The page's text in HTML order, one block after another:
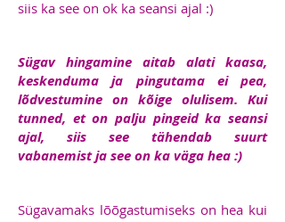
siis ka see on ok ka seansi ajal :)
Sügav hingamine aitab alati kaasa,
keskenduma ja pingutama ei pea,
lõdvestumine on kõige olulisem. Kui
tunned, et on palju pingeid ka seansi
ajal, siis see tähendab suurt
vabanemist ja see on ka väga hea :)
Sügavamaks lõõgastumiseks on hea kui